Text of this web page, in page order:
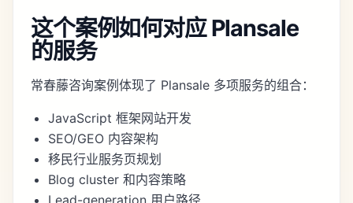
这个案例如何对应 Plansale
的服务
常春藤咨询案例体现了 Plansale 多项服务的组合：
JavaScript 框架网站开发
SEO/GEO 内容架构
移民行业服务页规划
Blog cluster 和内容策略